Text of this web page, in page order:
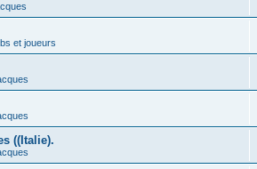
et joueurs
((Italie).